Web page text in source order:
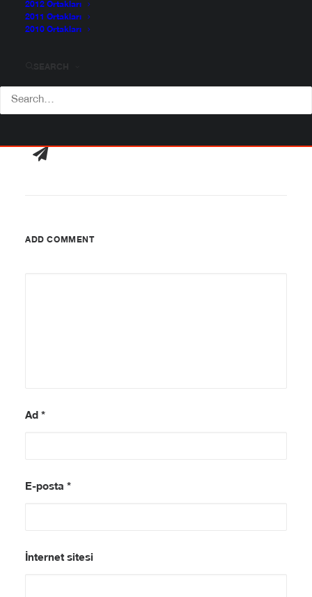
2012 Ortakları
2011 Ortakları
2010 Ortakları
ADD COMMENT
Ad *
E-posta *
İnternet sitesi